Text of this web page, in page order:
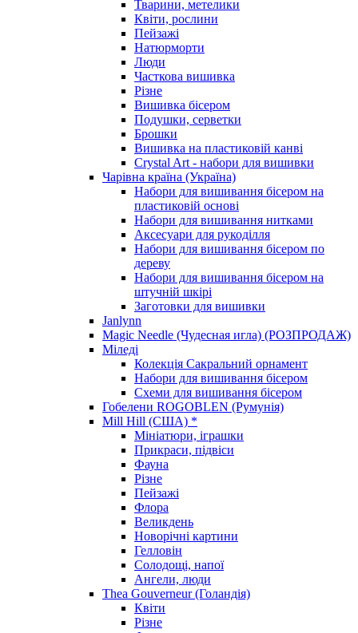
Тварини, метелики
Квіти, рослини
Пейзажі
Натюрморти
Люди
Часткова вишивка
Різне
Вишивка бісером
Подушки, серветки
Брошки
Вишивка на пластиковій канві
Crystal Art - набори для вишивки
Чарівна країна (Україна)
Набори для вишивання бісером на
пластиковій основі
Набори для вишивання нитками
Аксесуари для рукоділля
Набори для вишивання бісером по
дереву
Набори для вишивання бісером на
штучній шкірі
Заготовки для вишивки
Janlynn
Magic Needle (Чудесная игла) (РОЗПРОДАЖ)
Міледі
Колекція Сакральний орнамент
Набори для вишивання бісером
Схеми для вишивання бісером
Гобелени ROGOBLEN (Румунія)
Mill Hill (США) *
Мініатюри, іграшки
Прикраси, підвіси
Фауна
Різне
Пейзажі
Флора
Великдень
Новорічні картини
Гелловін
Солодощі, напої
Ангели, люди
Thea Gouverneur (Голандія)
Квіти
Різне